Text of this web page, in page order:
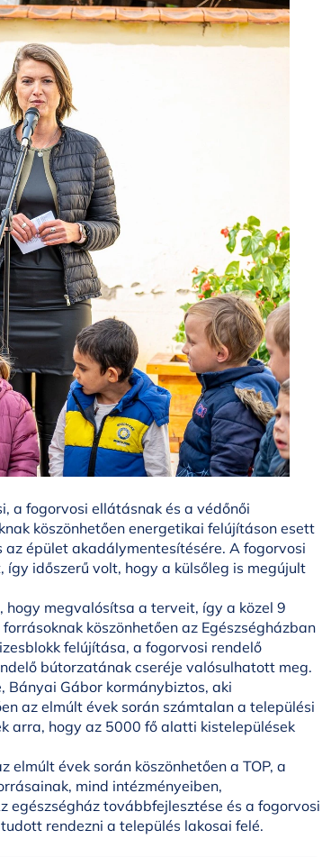
a fogorvosi ellátásnak és a védőnői
köszönhetően energetikai felújításon esett
épület akadálymentesítésére. A fogorvosi
időszerű volt, hogy a külsőleg is megújult
megvalósítsa a terveit, így a közel 9
köszönhetően az Egészségházban
felújítása, a fogorvosi rendelő
bútorzatának cseréje valósulhatott meg.
Bányai Gábor kormánybiztos, aki
az elmúlt évek során számtalan a települési
arra, hogy az 5000 fő alatti kistelepülések
évek során köszönhetően a TOP, a
mind intézményeiben,
továbbfejlesztése és a fogorvosi
rendezni a település lakosai felé.